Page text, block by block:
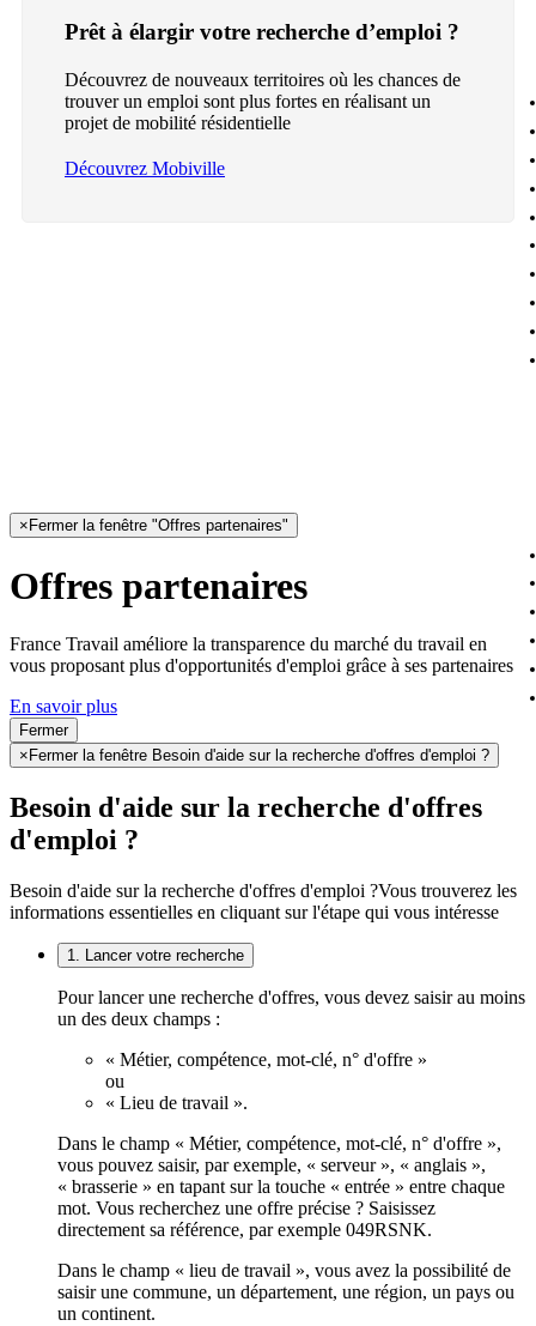
Prêt à élargir votre recherche d’emploi ?
Découvrez de nouveaux territoires où les chances de
trouver un emploi sont plus fortes en réalisant un
projet de mobilité résidentielle
Découvrez Mobiville
× Fermer la fenêtre "Offres partenaires"
Offres partenaires
France Travail améliore la transparence du marché du travail en
vous proposant plus d'opportunités d'emploi grâce à ses partenaires
En savoir plus
Fermer
× Fermer la fenêtre Besoin d'aide sur la recherche d'offres d'emploi ?
Besoin d'aide sur la recherche d'offres
d'emploi ?
Besoin d'aide sur la recherche d'offres d'emploi ?Vous trouverez les
informations essentielles en cliquant sur l'étape qui vous intéresse
1. Lancer votre recherche
Pour lancer une recherche d'offres, vous devez saisir au moins
un des deux champs :
« Métier, compétence, mot-clé, n° d'offre »
ou
« Lieu de travail ».
Dans le champ « Métier, compétence, mot-clé, n° d'offre »,
vous pouvez saisir, par exemple, « serveur », « anglais »,
« brasserie » en tapant sur la touche « entrée » entre chaque
mot. Vous recherchez une offre précise ? Saisissez
directement sa référence, par exemple 049RSNK.
Dans le champ « lieu de travail », vous avez la possibilité de
saisir une commune, un département, une région, un pays ou
un continent.